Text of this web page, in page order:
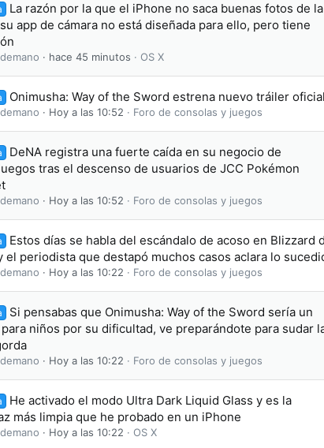
La razón por la que el iPhone no saca buenas fotos de la
app de cámara no está diseñada para ello, pero tiene
hace 45 minutos OS X
Onimusha: Way of the Sword estrena nuevo tráiler oficial
Hoy a las 10:52 Foro de consolas y juegos
DeNA registra una fuerte caída en su negocio de
tras el descenso de usuarios de JCC Pokémon
Hoy a las 10:52 Foro de consolas y juegos
Estos días se habla del escándalo de acoso en Blizzard
el periodista que destapó muchos casos aclara lo
Hoy a las 10:22 Foro de consolas y juegos
Si pensabas que Onimusha: Way of the Sword sería un
niños por su dificultad, ve preparándote para sudar
Hoy a las 10:22 Foro de consolas y juegos
He activado el modo Ultra Dark Liquid Glass y es la
más limpia que he probado en un iPhone
Hoy a las 10:22 OS X